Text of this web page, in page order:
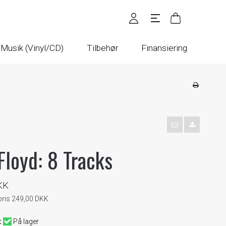
Musik (Vinyl/CD) Tilbehør Finansiering
8 Tracks
249,00 DKK
På lager